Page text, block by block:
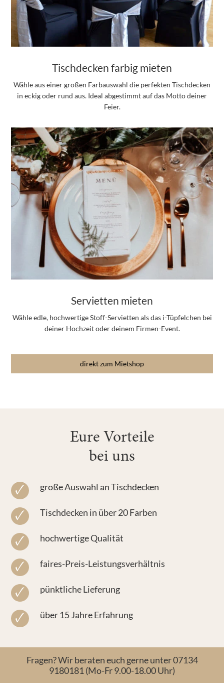
Tischdecken farbig mieten
Wähle aus einer großen Farbauswahl die perfekten Tischdecken
in eckig oder rund aus. Ideal abgestimmt auf das Motto deiner
Feier.
Servietten mieten
Wähle edle, hochwertige Stoff-Servietten als das i-Tüpfelchen bei
deiner Hochzeit oder deinem Firmen-Event.
direkt zum Mietshop
Eure Vorteile
bei uns
große Auswahl an Tischdecken
Tischdecken in über 20 Farben
hochwertige Qualität
faires-Preis-Leistungsverhältnis
pünktliche Lieferung
über 15 Jahre Erfahrung
Fragen? Wir beraten euch gerne unter 07134
9180181 (Mo-Fr 9.00-18.00 Uhr)